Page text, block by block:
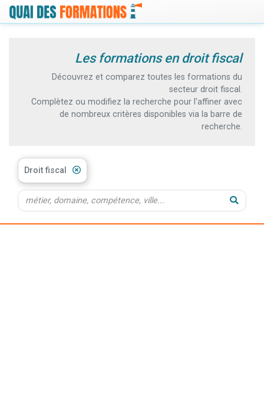
Les formations en droit fiscal
Découvrez et comparez toutes les formations du
secteur droit fiscal.
Complètez ou modifiez la recherche pour l'affiner avec
de nombreux critères disponibles via la barre de
recherche.
Droit fiscal